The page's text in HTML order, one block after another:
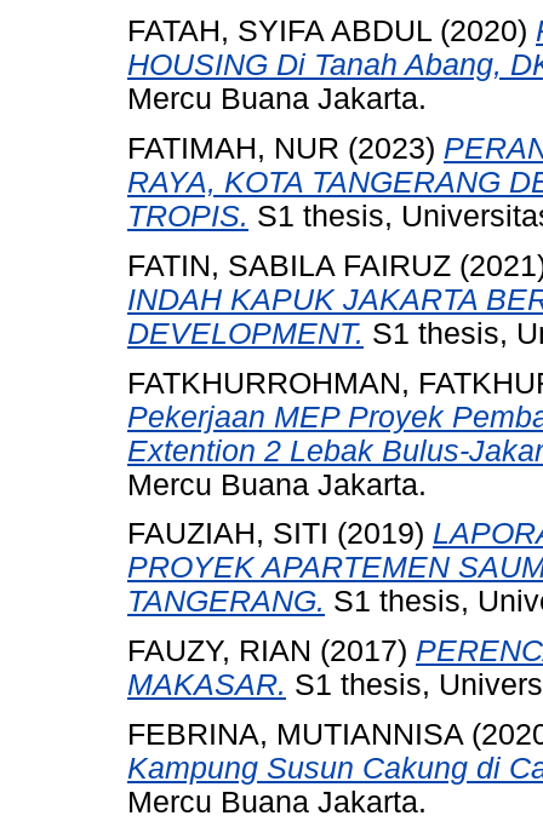
FATAH, SYIFA ABDUL (2020)
HOUSING Di Tanah Abang,
Mercu Buana Jakarta.
FATIMAH, NUR (2023)
RAYA, KOTA TANGERANG
TROPIS. S1 thesis,
FATIN, SABILA FAIRUZ
INDAH KAPUK JAKARTA
DEVELOPMENT. S1 thesis,
FATKHURROHMAN,
Pekerjaan MEP Proyek
Extention 2 Lebak Bulus-
Mercu Buana Jakarta.
FAUZIAH, SITI (2019)
PROYEK APARTEMEN
TANGERANG. S1 thesis,
FAUZY, RIAN (2017)
MAKASAR. S1 thesis,
FEBRINA, MUTIANNISA
Kampung Susun Cakung di
Mercu Buana Jakarta.